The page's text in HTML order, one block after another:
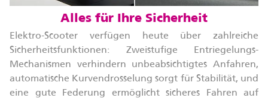
Alles für Ihre Sicherheit
Elektro-Scooter verfügen heute über zahlreiche
Sicherheitsfunktionen: Zweistufige Entriegelungs-
Mechanismen verhindern unbeabsichtigtes Anfahren,
automatische Kurvendrosselung sorgt für Stabilität, und
eine gute Federung ermöglicht sicheres Fahren auf